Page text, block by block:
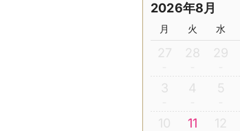
2026年8月
月 火 水
27 28 29
3 4 5
10 11 12